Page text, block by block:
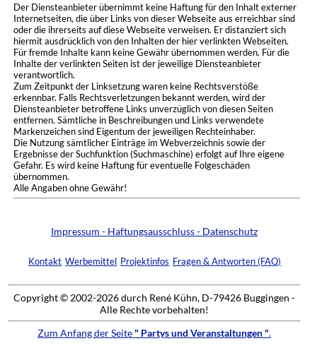
Der Diensteanbieter übernimmt keine Haftung für den Inhalt externer
Internetseiten, die über Links von dieser Webseite aus erreichbar sind
oder die ihrerseits auf diese Webseite verweisen. Er distanziert sich
hiermit ausdrücklich von den Inhalten der hier verlinkten Webseiten.
Für fremde Inhalte kann keine Gewähr übernommen werden. Für die
Inhalte der verlinkten Seiten ist der jeweilige Diensteanbieter
verantwortlich.
Zum Zeitpunkt der Linksetzung waren keine Rechtsverstöße
erkennbar. Falls Rechtsverletzungen bekannt werden, wird der
Diensteanbieter betroffene Links unverzüglich von diesen Seiten
entfernen. Sämtliche in Beschreibungen und Links verwendete
Markenzeichen sind Eigentum der jeweiligen Rechteinhaber.
Die Nutzung sämtlicher Einträge im Webverzeichnis sowie der
Ergebnisse der Suchfunktion (Suchmaschine) erfolgt auf Ihre eigene
Gefahr. Es wird keine Haftung für eventuelle Folgeschäden
übernommen.
Alle Angaben ohne Gewähr!
Impressum - Haftungsausschluss - Datenschutz
Kontakt Werbemittel Projektinfos Fragen & Antworten (FAQ)
Copyright © 2002-2026 durch René Kühn, D-79426 Buggingen -
Alle Rechte vorbehalten!
Zum Anfang der Seite " Partys und Veranstaltungen ".